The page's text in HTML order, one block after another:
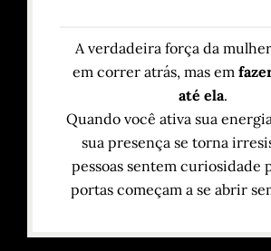
A verdadeira força da
em correr atrás, mas em
até ela.
Quando você ativa sua
sua presença se torna
pessoas sentem curiosidade
portas começam a se abrir